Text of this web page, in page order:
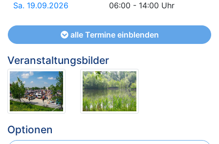
Sa. 19.09.2026 06:00 - 14:00 Uhr
alle Termine einblenden
Veranstaltungsbilder
Optionen